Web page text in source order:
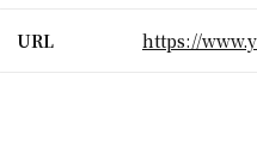
URL https://